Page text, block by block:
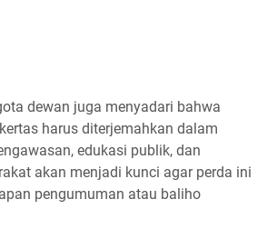
dewan juga menyadari bahwa
harus diterjemahkan dalam
edukasi publik, dan
akan menjadi kunci agar perda ini
pengumuman atau baliho